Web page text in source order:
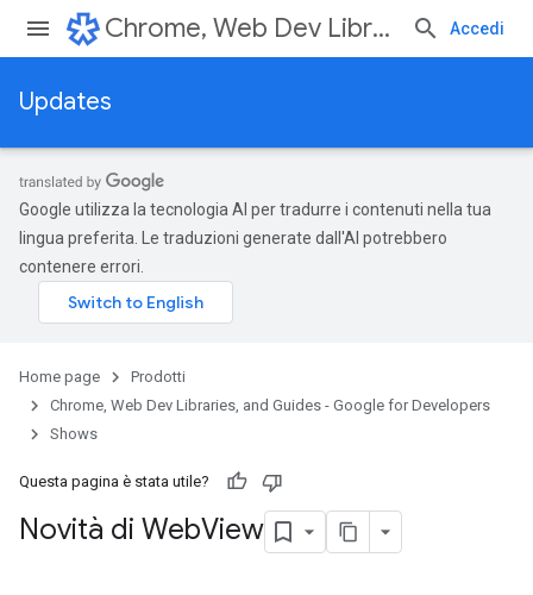
Chrome, Web Dev Libraries, and Guides - Google for Developers Accedi
Updates
Google utilizza la tecnologia AI per tradurre i contenuti nella tua
lingua preferita. Le traduzioni generate dall'AI potrebbero
contenere errori.
Home page
Prodotti
Chrome, Web Dev Libraries, and Guides - Google for Developers
Shows
Questa pagina è stata utile?
Novità di WebView